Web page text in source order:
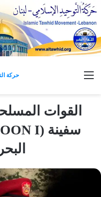
حركة القائمة
القوات